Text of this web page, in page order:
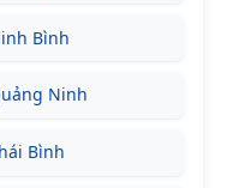
Bình
Ninh
Bình